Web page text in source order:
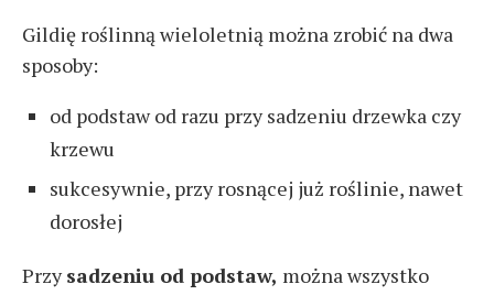
Gildię roślinną wieloletnią można zrobić na dwa
sposoby:
od podstaw od razu przy sadzeniu drzewka czy
krzewu
sukcesywnie, przy rosnącej już roślinie, nawet
dorosłej
Przysadzeniu od podstaw, można wszystko